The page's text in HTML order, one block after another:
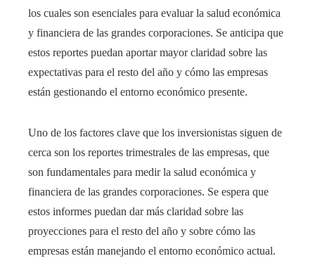
los cuales son esenciales para evaluar la salud económica
y financiera de las grandes corporaciones. Se anticipa que
estos reportes puedan aportar mayor claridad sobre las
expectativas para el resto del año y cómo las empresas
están gestionando el entorno económico presente.
Uno de los factores clave que los inversionistas siguen de
cerca son los reportes trimestrales de las empresas, que
son fundamentales para medir la salud económica y
financiera de las grandes corporaciones. Se espera que
estos informes puedan dar más claridad sobre las
proyecciones para el resto del año y sobre cómo las
empresas están manejando el entorno económico actual.